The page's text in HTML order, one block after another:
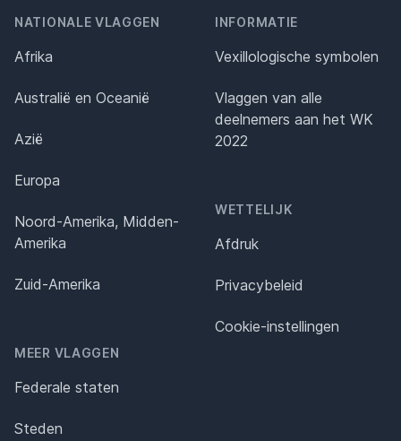
NATIONALE VLAGGEN
Afrika
Australië en Oceanië
Azië
Europa
Noord-Amerika, Midden-
Amerika
Zuid-Amerika
MEER VLAGGEN
Federale staten
Steden
INFORMATIE
Vexillologische symbolen
Vlaggen van alle
deelnemers aan het WK
2022
WETTELIJK
Afdruk
Privacybeleid
Cookie-instellingen